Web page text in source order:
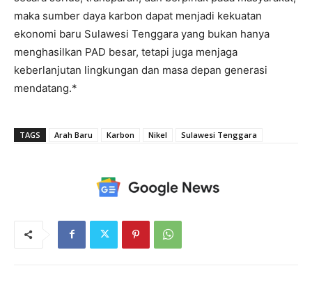
maka sumber daya karbon dapat menjadi kekuatan
ekonomi baru Sulawesi Tenggara yang bukan hanya
menghasilkan PAD besar, tetapi juga menjaga
keberlanjutan lingkungan dan masa depan generasi
mendatang.*
TAGS Arah Baru Karbon Nikel Sulawesi Tenggara